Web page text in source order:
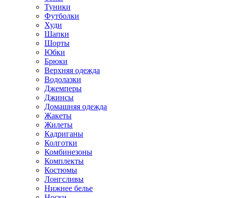
Туники
Футболки
Худи
Шапки
Шорты
Юбки
Брюки
Верхняя одежда
Водолазки
Джемперы
Джинсы
Домашняя одежда
Жакеты
Жилеты
Кадриганы
Колготки
Комбинезоны
Комплекты
Костюмы
Лонгсливы
Нижнее белье